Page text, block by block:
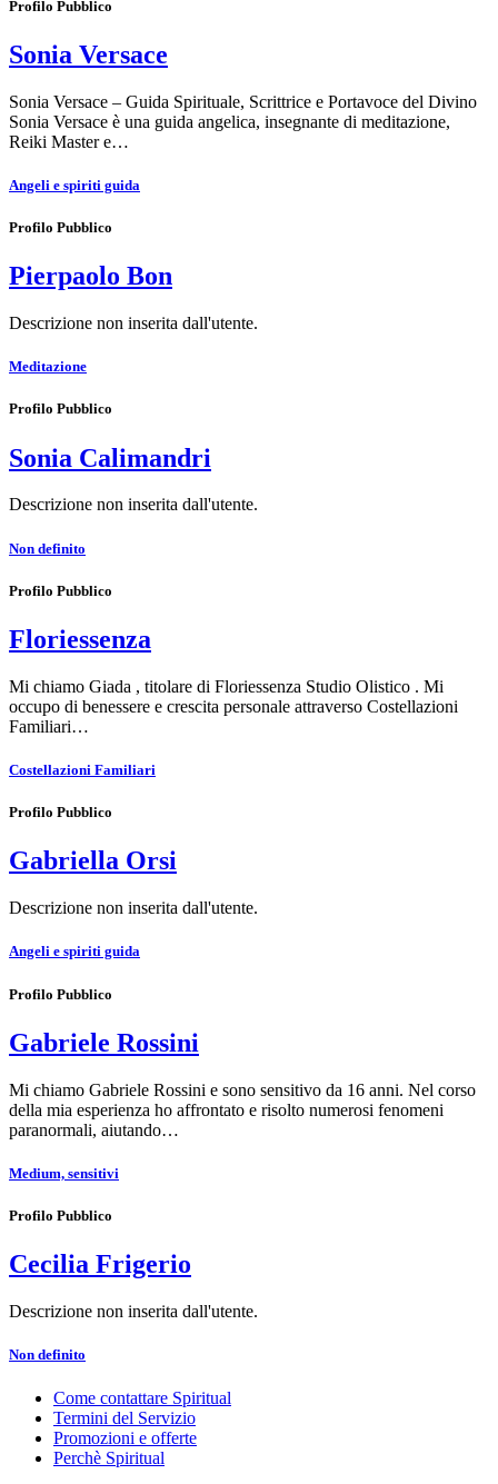
Profilo Pubblico
Sonia Versace
Sonia Versace – Guida Spirituale, Scrittrice e Portavoce del Divino
Sonia Versace è una guida angelica, insegnante di meditazione,
Reiki Master e…
Angeli e spiriti guida
Profilo Pubblico
Pierpaolo Bon
Descrizione non inserita dall'utente.
Meditazione
Profilo Pubblico
Sonia Calimandri
Descrizione non inserita dall'utente.
Non definito
Profilo Pubblico
Floriessenza
Mi chiamo Giada , titolare di Floriessenza Studio Olistico . Mi
occupo di benessere e crescita personale attraverso Costellazioni
Familiari…
Costellazioni Familiari
Profilo Pubblico
Gabriella Orsi
Descrizione non inserita dall'utente.
Angeli e spiriti guida
Profilo Pubblico
Gabriele Rossini
Mi chiamo Gabriele Rossini e sono sensitivo da 16 anni. Nel corso
della mia esperienza ho affrontato e risolto numerosi fenomeni
paranormali, aiutando…
Medium, sensitivi
Profilo Pubblico
Cecilia Frigerio
Descrizione non inserita dall'utente.
Non definito
Come contattare Spiritual
Termini del Servizio
Promozioni e offerte
Perchè Spiritual